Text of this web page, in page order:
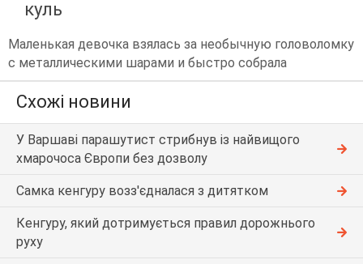
куль
Маленькая девочка взялась за необычную головоломку
с металлическими шарами и быстро собрала
Схожі новини
У Варшаві парашутист стрибнув із найвищого
хмарочоса Європи без дозволу
Самка кенгуру возз'єдналася з дитятком
Кенгуру, який дотримується правил дорожнього
руху